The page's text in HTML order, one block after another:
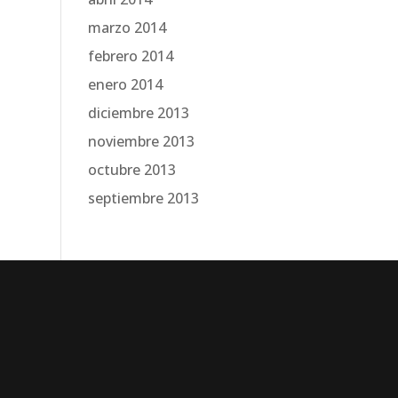
marzo 2014
febrero 2014
enero 2014
diciembre 2013
noviembre 2013
octubre 2013
septiembre 2013